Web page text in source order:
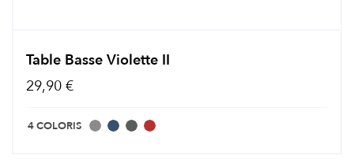
Table Basse Violette II
29,90 €
4 COLORIS